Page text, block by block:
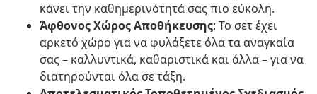
κάνει την καθημερινότητά σας πιο εύκολη.
Άφθονος Χώρος Αποθήκευσης: Το σετ έχει
αρκετό χώρο για να φυλάξετε όλα τα αναγκαία
σας – καλλυντικά, καθαριστικά και άλλα – για να
διατηρούνται όλα σε τάξη.